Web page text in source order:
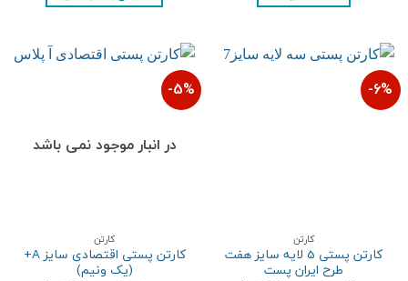
6%-
کارتن
کارتن پستی 5 لایه سایز هفت
طرح ایران پست
5%-
در انبار موجود نمی باشد
کارتن
کارتن پستی اقتصادی سایز A+
(یک ونیم)